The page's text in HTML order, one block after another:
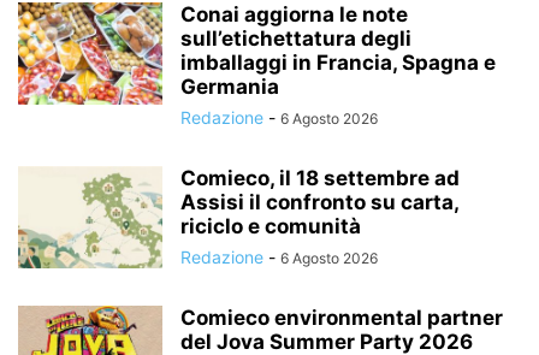
Conai aggiorna le note
sull’etichettatura degli
imballaggi in Francia, Spagna e
Germania
Redazione - 6 Agosto 2026
Comieco, il 18 settembre ad
Assisi il confronto su carta,
riciclo e comunità
Redazione - 6 Agosto 2026
Comieco environmental partner
del Jova Summer Party 2026